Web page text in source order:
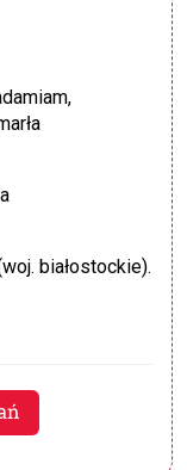
białostockie).